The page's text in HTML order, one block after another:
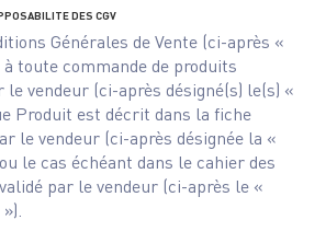
DES CGV
Générales de Vente (ci-après «
à toute commande de produits
vendeur (ci-après désigné(s) le(s) «
Produit est décrit dans la fiche
le vendeur (ci-après désignée la «
le cas échéant dans le cahier des
par le vendeur (ci-après le «